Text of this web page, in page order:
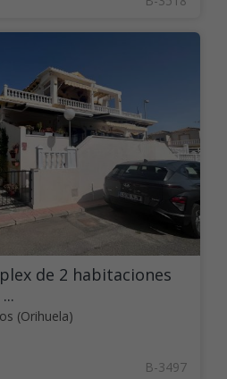
de 2 habitaciones
(Orihuela)
B-3497